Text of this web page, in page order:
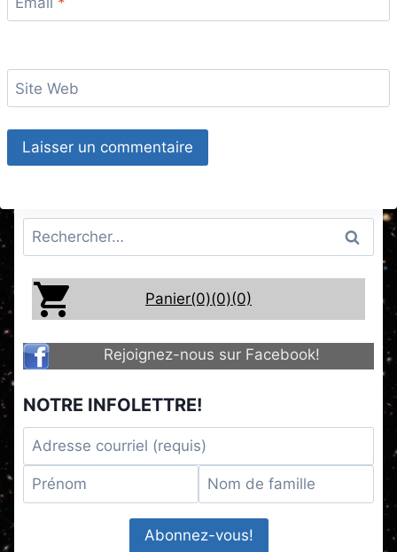
Site Web
Rechercher :
Panier(0)(0)(0)
Rejoignez-nous sur Facebook!
NOTRE INFOLETTRE!